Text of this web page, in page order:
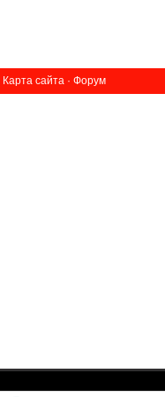
Карта сайта · Форум